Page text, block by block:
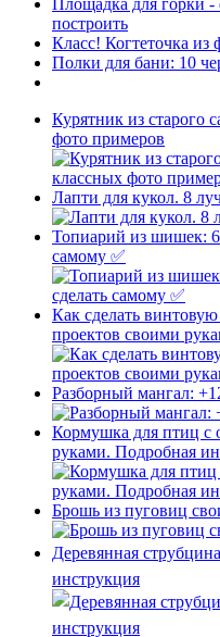
Площадка для горки -
построить
Класс! Когтеточка
Полки для бани: 10
Курятник из старого
фото примеров
Лапти для кукол. 8
Топиарий из шишек:
самому ✅
Как сделать
проектов своими
Разборный мангал:
Кормушка для птиц с
руками. Подробная
Брошь из пуговиц
Деревянная
инструкция